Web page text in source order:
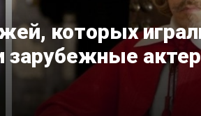
которых
зарубежные